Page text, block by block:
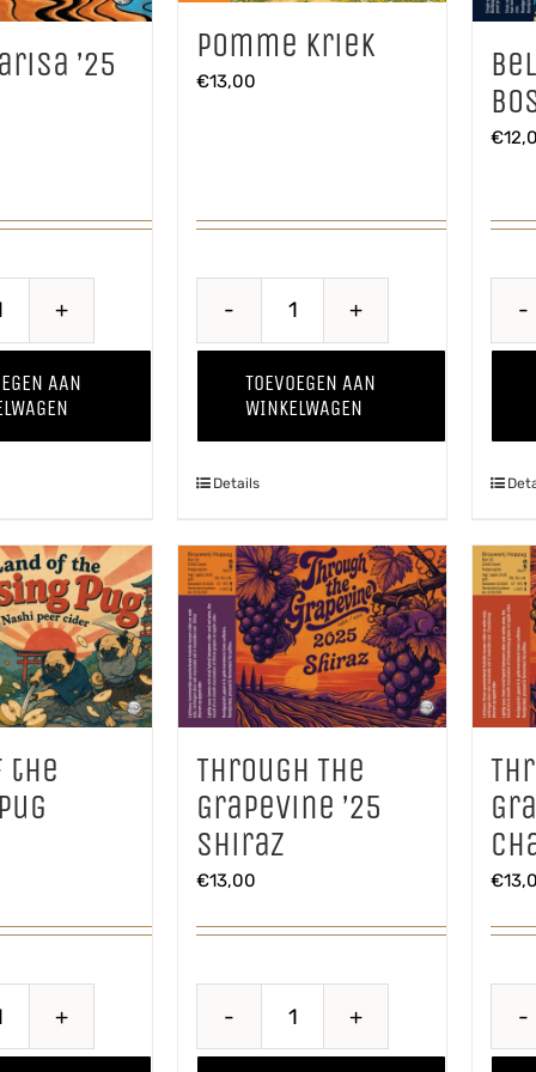
’25
AAN
Pomme Kriek
€13,00
aantal
TOEVOEGEN AAN
WINKELWAGEN
Details
€
the
Through The
Grapevine ’25
Shiraz
€13,00 €